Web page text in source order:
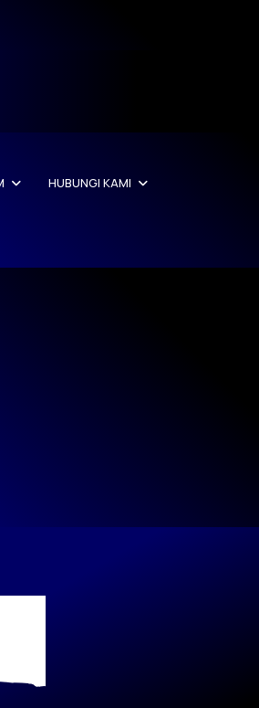
HUBUNGI KAMI